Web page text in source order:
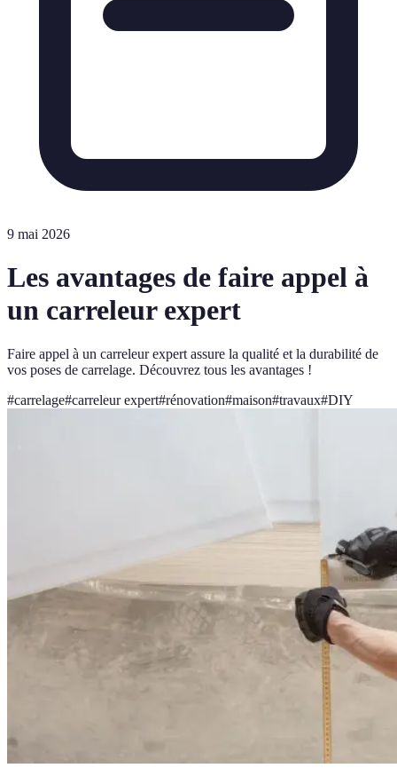
9 mai 2026
Les avantages de faire appel à
un carreleur expert
Faire appel à un carreleur expert assure la qualité et la durabilité de
vos poses de carrelage. Découvrez tous les avantages !
#carrelage#carreleur expert#rénovation#maison#travaux#DIY